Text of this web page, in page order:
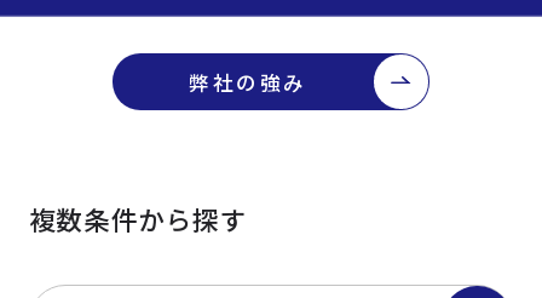
弊社の強み
複数条件から探す